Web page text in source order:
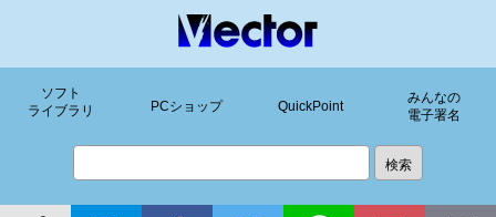
ソフト
ライブラリ
PCショップ QuickPoint
みんなの
電子署名